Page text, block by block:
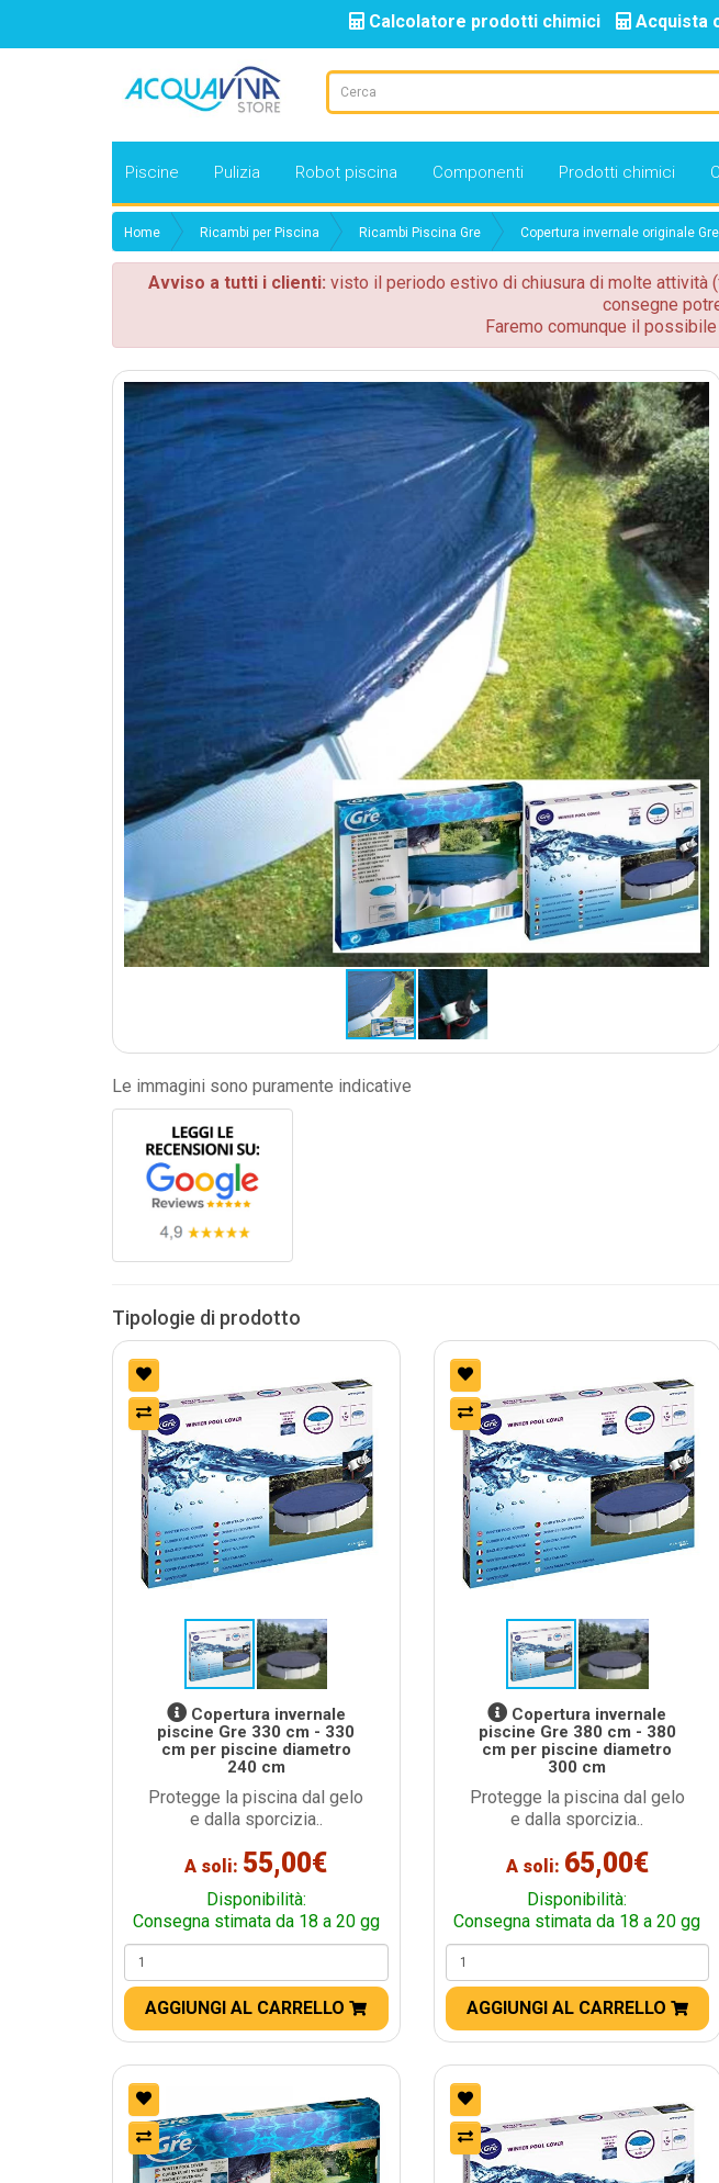
Calcolatore prodotti chimici Acquista
Piscine Pulizia Robot piscina Componenti Prodotti chimici
Home Ricambi per Piscina Ricambi Piscina Gre Copertura invernale originale Gre
Avviso a tutti i clienti: visto il periodo estivo di chiusura di molte attività
consegne
Faremo comunque il
Le immagini sono puramente indicative
Tipologie di prodotto
Copertura invernale
piscine Gre 330 cm - 330
cm per piscine diametro
240 cm
Protegge la piscina dal gelo
e dalla sporcizia..
A soli: 55,00€
Disponibilità:
Consegna stimata da 18 a 20 gg
AGGIUNGI AL CARRELLO
Copertura invernale
piscine Gre 380 cm - 380
cm per piscine diametro
300 cm
Protegge la piscina dal gelo
e dalla sporcizia..
A soli: 65,00€
Disponibilità:
Consegna stimata da 18 a 20 gg
AGGIUNGI AL CARRELLO